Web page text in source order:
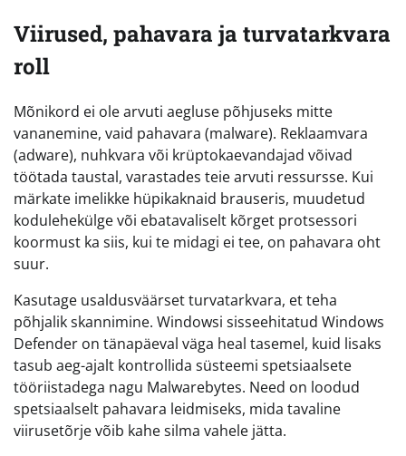
Viirused, pahavara ja turvatarkvara
roll
Mõnikord ei ole arvuti aegluse põhjuseks mitte
vananemine, vaid pahavara (malware). Reklaamvara
(adware), nuhkvara või krüptokaevandajad võivad
töötada taustal, varastades teie arvuti ressursse. Kui
märkate imelikke hüpikaknaid brauseris, muudetud
kodulehekülge või ebatavaliselt kõrget protsessori
koormust ka siis, kui te midagi ei tee, on pahavara oht
suur.
Kasutage usaldusväärset turvatarkvara, et teha
põhjalik skannimine. Windowsi sisseehitatud Windows
Defender on tänapäeval väga heal tasemel, kuid lisaks
tasub aeg-ajalt kontrollida süsteemi spetsiaalsete
tööriistadega nagu Malwarebytes. Need on loodud
spetsiaalselt pahavara leidmiseks, mida tavaline
viirusetõrje võib kahe silma vahele jätta.